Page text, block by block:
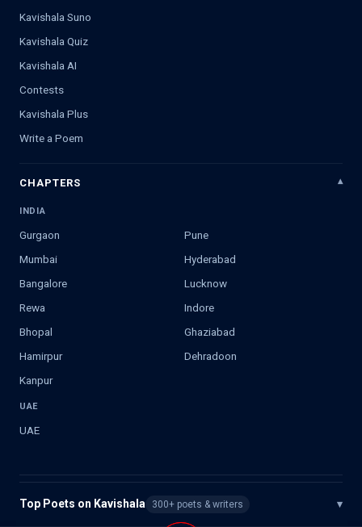
Kavishala Suno
Kavishala Quiz
Kavishala AI
Contests
Kavishala Plus
Write a Poem
CHAPTERS
INDIA
Gurgaon
Pune
Mumbai
Hyderabad
Bangalore
Lucknow
Rewa
Indore
Bhopal
Ghaziabad
Hamirpur
Dehradoon
Kanpur
UAE
UAE
Top Poets on Kavishala 300+ poets & writers ▾